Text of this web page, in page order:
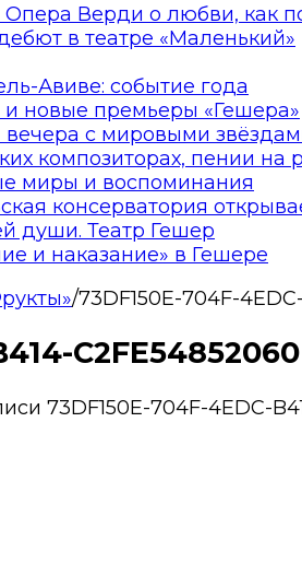
Опера Верди о любви, как
в театре «Маленький»
Авиве: событие года
и новые премьеры «Гешера»
вечера с мировыми
композиторах, пении
миры и воспоминания
консерватория
души. Театр Гешер
и наказание» в Гешере
/73DF150E-704F-
C2FE54852060
73DF150E-704F-4EDC-